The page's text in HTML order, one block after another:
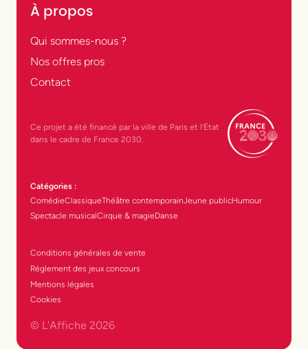
À propos
Qui sommes-nous ?
Nos offres pros
Contact
Ce projet a été financé par la ville de Paris et l’État
dans le cadre de France 2030.
Catégories :
ComédieClassiqueThéâtre contemporainJeune publicHumour
Spectacle musicalCirque & magieDanse
Conditions générales de vente
Réglement des jeux concours
Mentions légales
Cookies
© L'Affiche 2026